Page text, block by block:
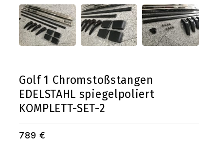
Golf 1 Chromstoßstangen
EDELSTAHL spiegelpoliert
KOMPLETT-SET-2
789 €